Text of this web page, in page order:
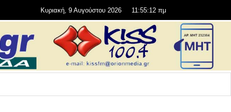
Κυριακή, 9 Αυγούστου 2026 11:55:13 πμ